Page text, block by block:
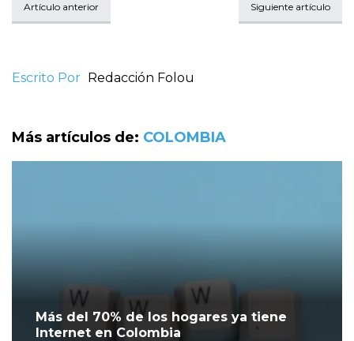
Artículo anterior Siguiente artículo
Escrito Por Redacción Folou
Más artículos de: COLOMBIA
Más del 70% de los hogares ya tiene
Internet en Colombia